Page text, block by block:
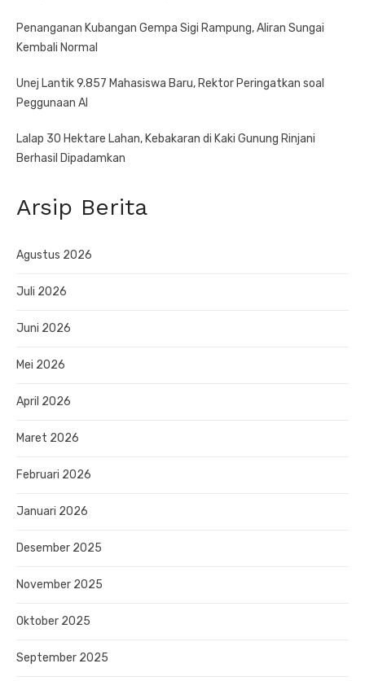
Penanganan Kubangan Gempa Sigi Rampung, Aliran Sungai
Kembali Normal
Unej Lantik 9.857 Mahasiswa Baru, Rektor Peringatkan soal
Peggunaan AI
Lalap 30 Hektare Lahan, Kebakaran di Kaki Gunung Rinjani
Berhasil Dipadamkan
Arsip Berita
Agustus 2026
Juli 2026
Juni 2026
Mei 2026
April 2026
Maret 2026
Februari 2026
Januari 2026
Desember 2025
November 2025
Oktober 2025
September 2025